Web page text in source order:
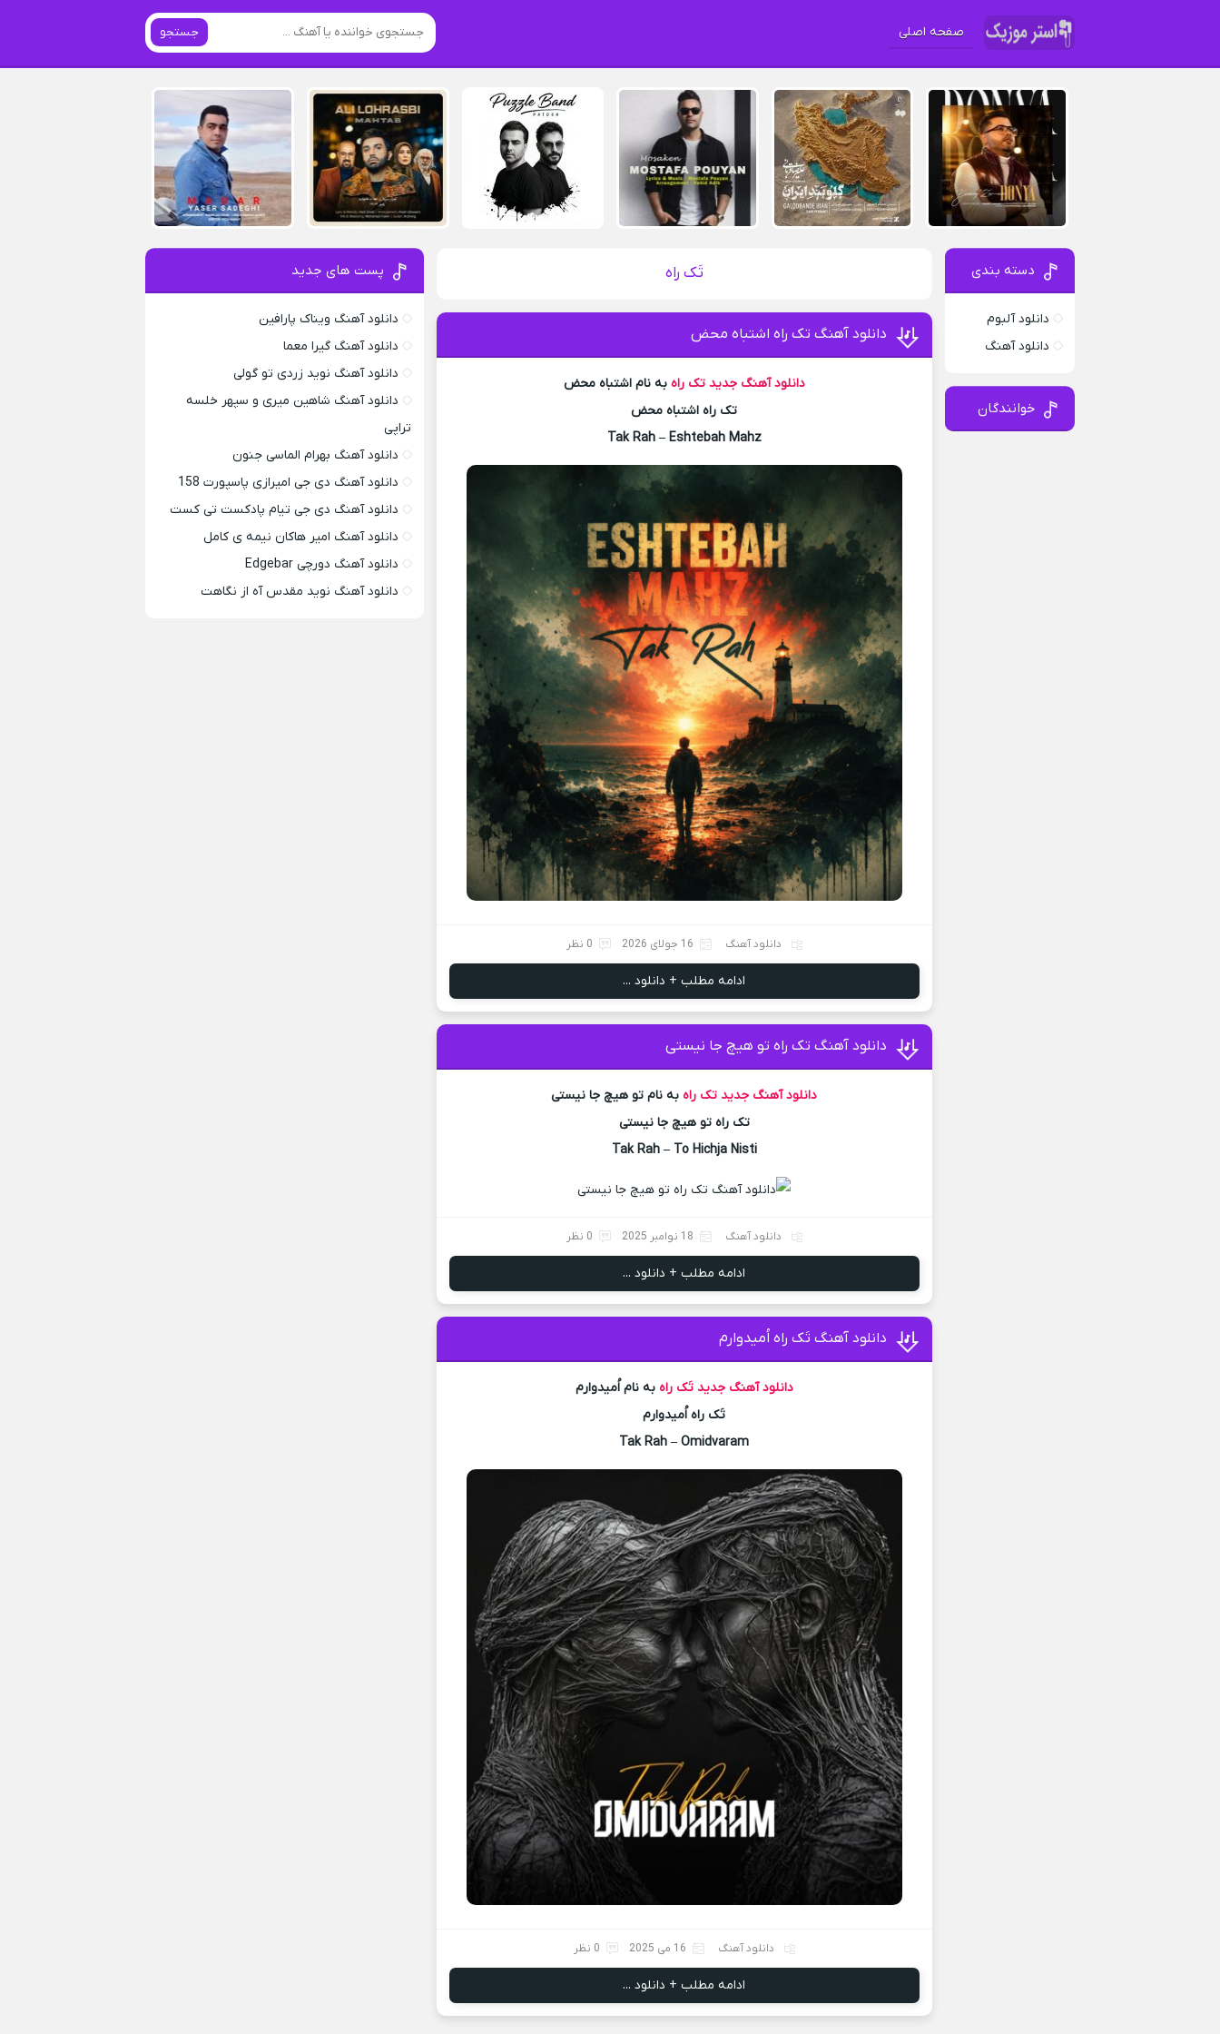
صفحه اصلی جستجو
تَک راه
دانلود آهنگ تک راه اشتباه محض
دانلود آهنگ جدید تک راه به نام اشتباه محض
تک راه اشتباه محض
Tak Rah – Eshtebah Mahz
دانلود آهنگ 16 جولای 2026 0 نظر
ادامه مطلب + دانلود ...
دانلود آهنگ تک راه تو هیچ جا نیستی
دانلود آهنگ جدید تک راه به نام تو هیچ جا نیستی
تک راه تو هیچ جا نیستی
Tak Rah – To Hichja Nisti
دانلود آهنگ 18 نوامبر 2025 0 نظر
ادامه مطلب + دانلود ...
دانلود آهنگ تَک راه اُمیدوارم
دانلود آهنگ جدید تَک راه به نام اُمیدوارم
تَک راه اُمیدوارم
Tak Rah – Omidvaram
دانلود آهنگ 16 می 2025 0 نظر
ادامه مطلب + دانلود ...
دسته بندی
دانلود آلبوم
دانلود آهنگ
خوانندگان
پست های جدید
دانلود آهنگ ویناک پارافین
دانلود آهنگ گیرا معما
دانلود آهنگ نوید زردی تو گولی
دانلود آهنگ شاهین میری و سپهر خلسه
تراپی
دانلود آهنگ بهرام الماسی جنون
دانلود آهنگ دی جی امیرازی پاسپورت 158
دانلود آهنگ دی جی تیام پادکست تی کست
دانلود آهنگ امیر هاکان نیمه ی کامل
دانلود آهنگ دورچی Edgebar
دانلود آهنگ نوید مقدس آه از نگاهت